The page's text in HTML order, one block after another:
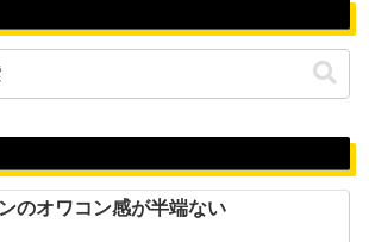
のオワコン感が半端ない